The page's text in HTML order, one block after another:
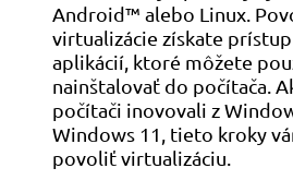
Android™ alebo Linux.
virtualizácie získate
aplikácií, ktoré môžete
nainštalovať do počítača.
počítači inovovali z
Windows 11, tieto kroky
povoliť virtualizáciu.